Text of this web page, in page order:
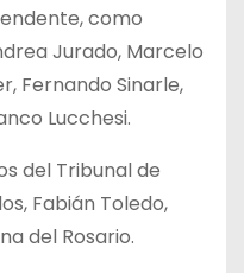
como
Jurado, Marcelo
Fernando Sinarle,
Lucchesi.
del Tribunal de
Fabián Toledo,
del Rosario.